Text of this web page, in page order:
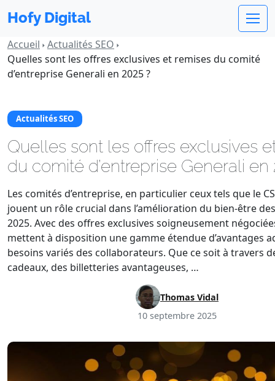
Hofy Digital
Accueil Actualités SEO
Quelles sont les offres exclusives et remises du comité
d’entreprise Generali en 2025 ?
Actualités SEO
Quelles sont les offres exclusives
du comité d’entreprise Generali en
Les comités d’entreprise, en particulier ceux tels que le
jouent un rôle crucial dans l’amélioration du bien-être
2025. Avec des offres exclusives soigneusement
mettent à disposition une gamme étendue d’avantages
besoins variés des collaborateurs. Que ce soit à travers
cadeaux, des billetteries avantageuses, …
Thomas Vidal
10 septembre 2025